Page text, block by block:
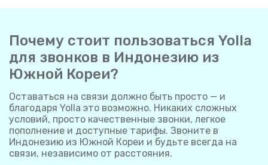
Почему стоит пользоваться Yolla
для звонков в Индонезию из
Южной Кореи?
Оставаться на связи должно быть просто — и
благодаря Yolla это возможно. Никаких сложных
условий, просто качественные звонки, легкое
пополнение и доступные тарифы. Звоните в
Индонезию из Южной Кореи и будьте всегда на
связи, независимо от расстояния.